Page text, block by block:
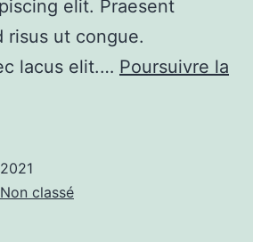
elit. Praesent
risus ut congue.
lacus elit.… Poursuivre la
Non classé